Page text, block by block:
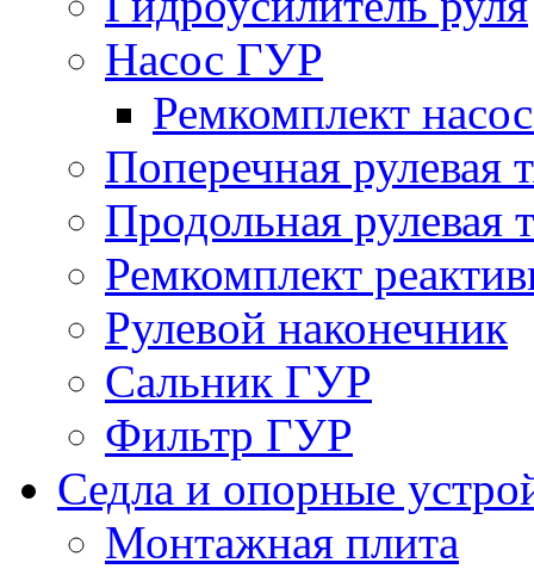
Насос ГУР
Ремкомплект
Поперечная рулевая
Продольная рулевая
Ремкомплект
Рулевой наконечник
Сальник ГУР
Фильтр ГУР
Седла и опорные
Монтажная плита